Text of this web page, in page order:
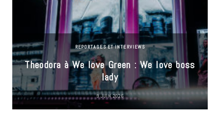
REPORTAGES ET INTERVIEWS
Theodora à We love Green : We love boss
lady
9 JUIN 2026